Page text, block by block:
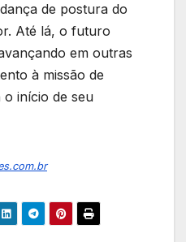
de postura do
Até lá, o futuro
em outras
à missão de
início de seu